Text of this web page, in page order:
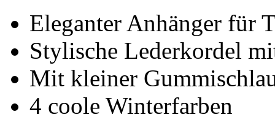
Eleganter Anhänger für
Stylische Lederkordel
Mit kleiner
4 coole Winterfarben